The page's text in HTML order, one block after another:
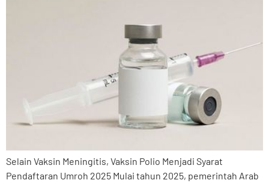
Selain Vaksin Meningitis, Vaksin Polio Menjadi Syarat
Pendaftaran Umroh 2025 Mulai tahun 2025, pemerintah Arab